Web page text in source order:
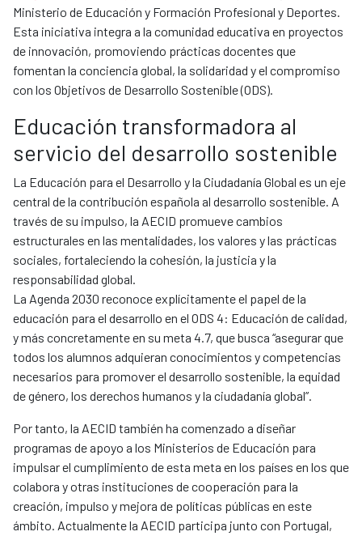
Ministerio de Educación y Formación Profesional y Deportes.
Esta iniciativa integra a la comunidad educativa en proyectos
de innovación, promoviendo prácticas docentes que
fomentan la conciencia global, la solidaridad y el compromiso
con los Objetivos de Desarrollo Sostenible (ODS).
Educación transformadora al
servicio del desarrollo sostenible
La Educación para el Desarrollo y la Ciudadanía Global es un eje
central de la contribución española al desarrollo sostenible. A
través de su impulso, la AECID promueve cambios
estructurales en las mentalidades, los valores y las prácticas
sociales, fortaleciendo la cohesión, la justicia y la
responsabilidad global.
La Agenda 2030 reconoce explícitamente el papel de la
educación para el desarrollo en el ODS 4: Educación de calidad,
y más concretamente en su meta 4.7, que busca “asegurar que
todos los alumnos adquieran conocimientos y competencias
necesarios para promover el desarrollo sostenible, la equidad
de género, los derechos humanos y la ciudadanía global”.
Por tanto, la AECID también ha comenzado a diseñar
programas de apoyo a los Ministerios de Educación para
impulsar el cumplimiento de esta meta en los países en los que
colabora y otras instituciones de cooperación para la
creación, impulso y mejora de políticas públicas en este
ámbito. Actualmente la AECID participa junto con Portugal,